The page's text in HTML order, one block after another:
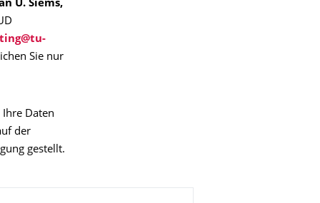
U. Siems,
Sie nur
Daten
der
gestellt.